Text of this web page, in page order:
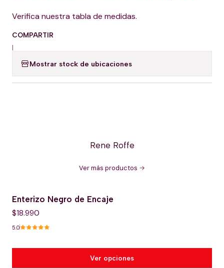
Verifica nuestra tabla de medidas.
COMPARTIR
|
Mostrar stock de ubicaciones
Rene Roffe
Ver más productos
Enterizo Negro de Encaje
$18.990
5.0
Ver opciones